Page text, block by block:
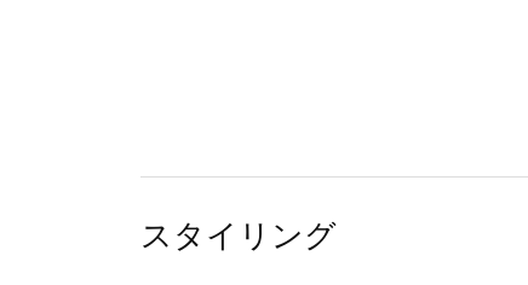
スタイリング